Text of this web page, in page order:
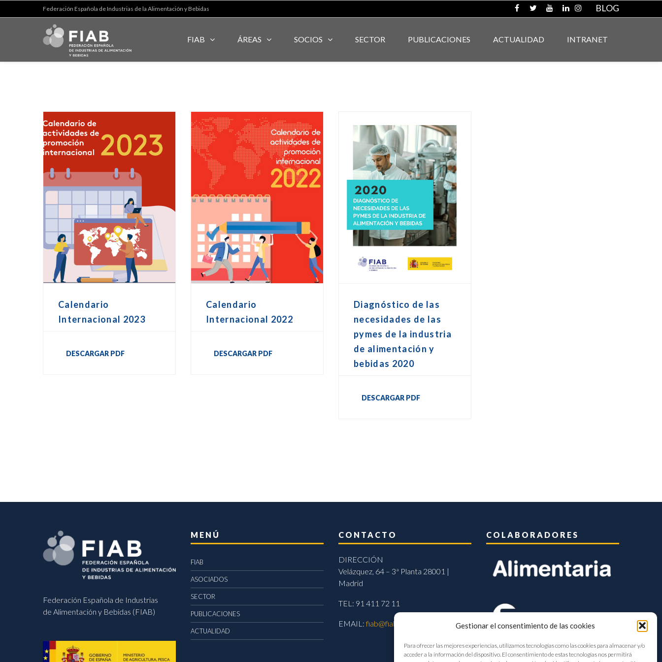
Gestionar el consentimiento de las cookies
Para ofrecer las mejores experiencias, utilizamos tecnologías como las cookies para almacenar y/o
acceder a la información del dispositivo. El consentimiento de estas tecnologías nos permitirá
Federación Española de Industrias de la Alimentación y Bebidas BLOG
FIAB ÁREAS SOCIOS SECTOR PUBLICACIONES ACTUALIDAD INTRANET
Calendario
Internacional 2023
DESCARGAR PDF
Calendario
Internacional 2022
DESCARGAR PDF
Diagnóstico de las
necesidades de las
pymes de la industria
de alimentación y
bebidas 2020
DESCARGAR PDF
Federación Española de Industrias
de Alimentación y Bebidas (FIAB)
MENÚ
FIAB
ASOCIADOS
SECTOR
PUBLICACIONES
ACTUALIDAD
CONTACTO
DIRECCIÓN
Velázquez, 64 – 3ª Planta 28001 |
Madrid
TEL: 91 411 72 11
EMAIL:fiab@fiab.es
COLABORADORES